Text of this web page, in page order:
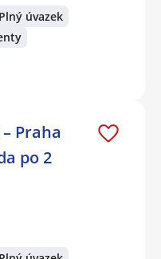
Plný úvazek
Praha
po 2